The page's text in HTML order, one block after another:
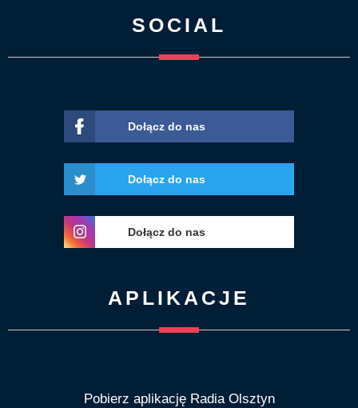
SOCIAL
Dołącz do nas
Dołącz do nas
Dołącz do nas
APLIKACJE
Pobierz aplikację Radia Olsztyn